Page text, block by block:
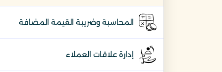
المحاسبة وضريبة القيمة المضافة
إدارة علاقات العملاء